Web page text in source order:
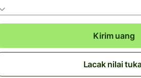
Kirim uang
Lacak nilai